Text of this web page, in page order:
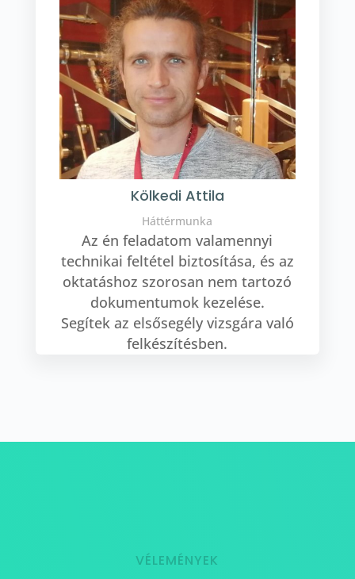
Kölkedi Attila
Háttérmunka
Az én feladatom valamennyi
technikai feltétel biztosítása, és az
oktatáshoz szorosan nem tartozó
dokumentumok kezelése.
Segítek az elsősegély vizsgára való
felkészítésben.
VÉLEMÉNYEK